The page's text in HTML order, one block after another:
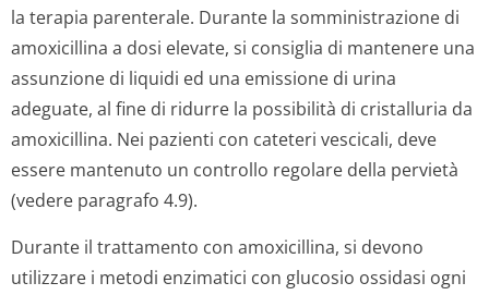
la terapia parenterale. Durante la somministrazione di
amoxicillina a dosi elevate, si consiglia di mantenere una
assunzione di liquidi ed una emissione di urina
adeguate, al fine di ridurre la possibilità di cristalluria da
amoxicillina. Nei pazienti con cateteri vescicali, deve
essere mantenuto un controllo regolare della pervietà
(vedere paragrafo 4.9).
Durante il trattamento con amoxicillina, si devono
utilizzare i metodi enzimatici con glucosio ossidasi ogni